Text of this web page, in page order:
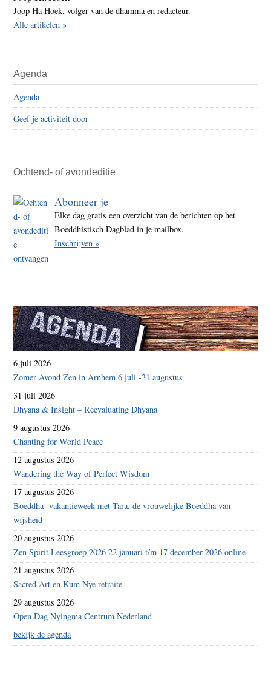
Joop Ha Hoek, volger van de dhamma en redacteur.
Alle artikelen »
Agenda
Agenda
Geef je activiteit door
Ochtend- of avondeditie
Abonneer je
Elke dag gratis een overzicht van de berichten op het
Boeddhistisch Dagblad in je mailbox.
Inschrijven »
6 juli 2026
Zomer Avond Zen in Arnhem 6 juli -31 augustus
31 juli 2026
Dhyana & Insight – Reevaluating Dhyana
9 augustus 2026
Chanting for World Peace
12 augustus 2026
Wandering the Way of Perfect Wisdom
17 augustus 2026
Boeddha- vakantieweek met Tara, de vrouwelijke Boeddha van
wijsheid
20 augustus 2026
Zen Spirit Leesgroep 2026 22 januari t/m 17 december 2026 online
21 augustus 2026
Sacred Art en Kum Nye retraite
29 augustus 2026
Open Dag Nyingma Centrum Nederland
bekijk de agenda